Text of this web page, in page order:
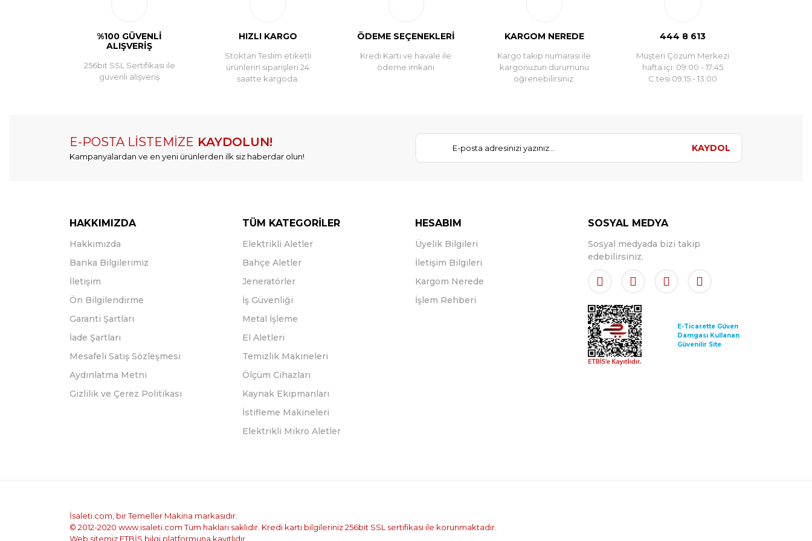
%100 GÜVENLİ
ALIŞVERİŞ
256bit SSL Sertifikası ile
güvenli alışveriş
HIZLI KARGO
Stoktan Teslim etiketli
ürünlerin siparişleri 24
saatte kargoda.
ÖDEME SEÇENEKLERİ
Kredi Kartı ve havale ile
ödeme imkanı
KARGOM NEREDE
Kargo takip numarası ile
kargonuzun durumunu
öğrenebilirsiniz.
444 8 613
Müşteri Çözüm Merkezi
hafta içi: 09:00 - 17:45
C.tesi 09:15 - 13:00
E-POSTA LİSTEMİZE KAYDOLUN!
Kampanyalardan ve en yeni ürünlerden ilk siz haberdar olun!
KAYDOL
HAKKIMIZDA
Hakkımızda
Banka Bilgilerimiz
İletişim
Ön Bilgilendirme
Garanti Şartları
İade Şartları
Mesafeli Satış Sözleşmesi
Aydınlatma Metni
Gizlilik ve Çerez Politikası
TÜM KATEGORİLER
Elektrikli Aletler
Bahçe Aletler
Jeneratörler
İş Güvenliği
Metal İşleme
El Aletleri
Temizlik Makineleri
Ölçüm Cihazları
Kaynak Ekipmanları
İstifleme Makineleri
Elektrikli Mikro Aletler
HESABIM
Üyelik Bilgileri
İletişim Bilgileri
Kargom Nerede
İşlem Rehberi
SOSYAL MEDYA
Sosyal medyada bizi takip
edebilirsiniz.
E-Ticarette Güven
Damgası Kullanan
Güvenilir Site
İsaleti.com, bir Temeller Makina markasıdır.
© 2012-2020 www.isaleti.com Tüm hakları saklıdır. Kredi kartı bilgileriniz 256bit SSL sertifikası ile korunmaktadır.
Web sitemiz ETBİS bilgi platformuna kayıtlıdır.